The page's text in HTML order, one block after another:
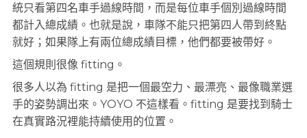
統只看第四名車手過線時間，而是每位車手個別過線時間
都計入總成績。也就是說，車隊不能只把第四人帶到終點
就好；如果隊上有兩位總成績目標，他們都要被帶好。
這個規則很像 fitting。
很多人以為 fitting 是把一個最空力、最漂亮、最像職業選
手的姿勢調出來。YOYO 不這樣看。fitting 是要找到騎士
在真實路況裡能持續使用的位置。